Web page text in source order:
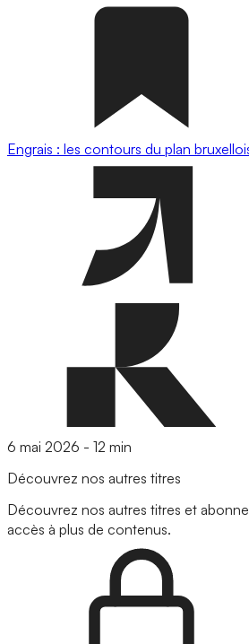
Engrais : les contours du plan
6 mai 2026 - 12 min
Découvrez nos autres titres
Découvrez nos autres titres et
accès à plus de contenus.